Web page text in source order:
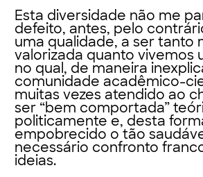
Esta diversidade não me
defeito, antes, pelo
uma qualidade, a ser tanto
valorizada quanto vivemos
no qual, de maneira
comunidade acadêmico-
muitas vezes atendido ao
ser “bem comportada”
politicamente e, desta
empobrecido o tão
necessário confronto
ideias.